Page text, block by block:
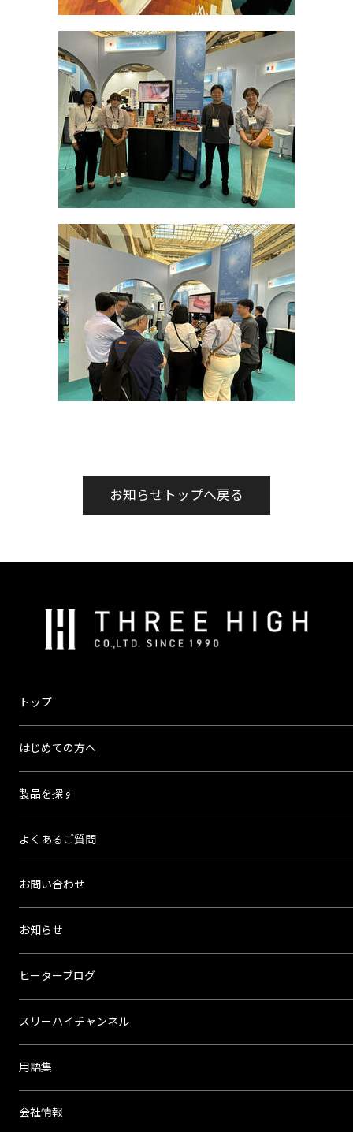
お知らせトップへ戻る
ス
ハ
イ
トップ
はじめての方へ
製品を探す
よくあるご質問
お問い合わせ
お知らせ
ヒーターブログ
スリーハイチャンネル
用語集
会社情報